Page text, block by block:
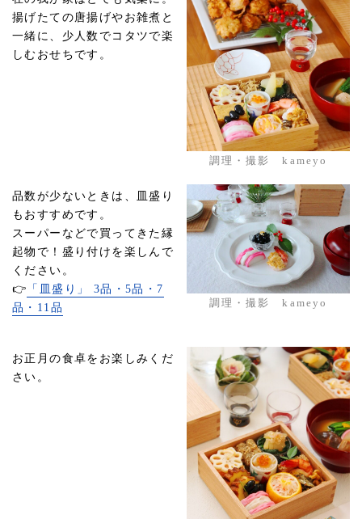
揚げたての唐揚げやお雑煮と
一緒に、少人数でコタツで楽
しむおせちです。
調理・撮影 kameyo
品数が少ないときは、皿盛り
もおすすめです。
スーパーなどで買ってきた縁
起物で！盛り付けを楽しんで
ください。
👉 「皿盛り」 3品・5品・7
品・11品
調理・撮影 kameyo
お正月の食卓をお楽しみくだ
さい。